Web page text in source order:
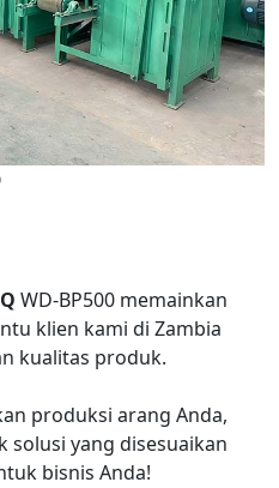
WD-BP500 memainkan
klien kami di Zambia
kualitas produk.
produksi arang Anda,
yang disesuaikan
bisnis Anda!